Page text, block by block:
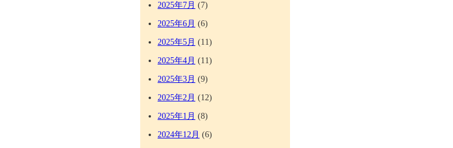
2025年7月 (7)
2025年6月 (6)
2025年5月 (11)
2025年4月 (11)
2025年3月 (9)
2025年2月 (12)
2025年1月 (8)
2024年12月 (6)